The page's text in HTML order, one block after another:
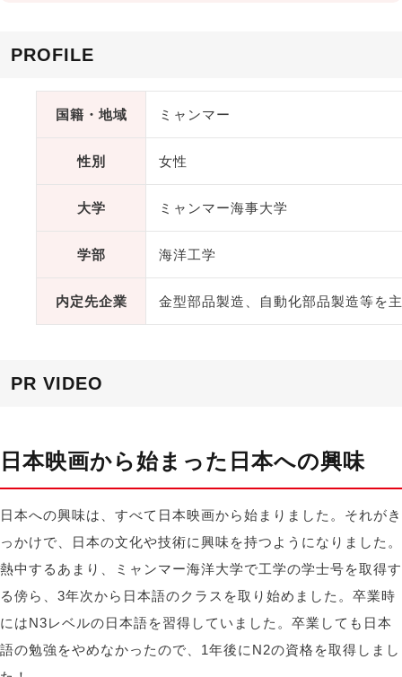
PROFILE
国籍・地域 ミャンマー
性別 女性
大学 ミャンマー海事大学
学部 海洋工学
内定先企業 金型部品製造、自動化部品製造等を
PR VIDEO
日本映画から始まった日本への興味
日本への興味は、すべて日本映画から始まりました。それがき
っかけで、日本の文化や技術に興味を持つようになりました。
熱中するあまり、ミャンマー海洋大学で工学の学士号を取得す
る傍ら、3年次から日本語のクラスを取り始めました。卒業時
にはN3レベルの日本語を習得していました。卒業しても日本
語の勉強をやめなかったので、1年後にN2の資格を取得しまし